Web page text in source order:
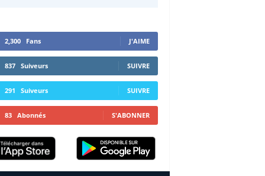
2,300 Fans J'AIME
837 Suiveurs SUIVRE
291 Suiveurs SUIVRE
83 Abonnés S'ABONNER